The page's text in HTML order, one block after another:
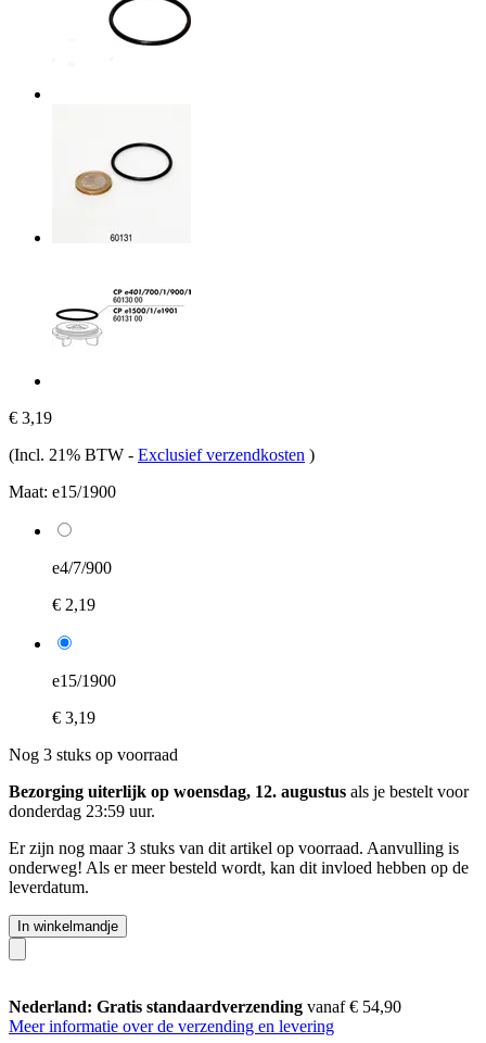
€ 3,19
(Incl. 21% BTW - Exclusief verzendkosten )
Maat: e15/1900
e4/7/900
€ 2,19
e15/1900
€ 3,19
Nog 3 stuks op voorraad
Bezorging uiterlijk op woensdag, 12. augustus als je bestelt voor
donderdag 23:59 uur.
Er zijn nog maar 3 stuks van dit artikel op voorraad. Aanvulling is
onderweg! Als er meer besteld wordt, kan dit invloed hebben op de
leverdatum.
In winkelmandje
Nederland: Gratis standaardverzending vanaf € 54,90
Meer informatie over de verzending en levering